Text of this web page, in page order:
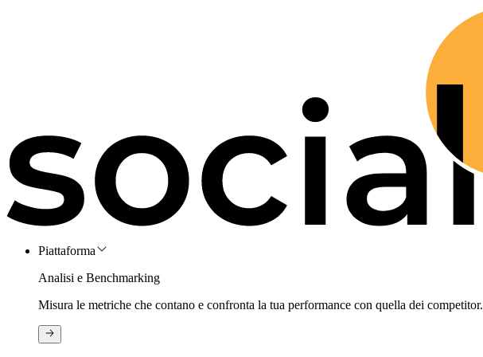
Piattaforma
Analisi e Benchmarking
Misura le metriche che contano e confronta la tua performance con quella dei competitor.